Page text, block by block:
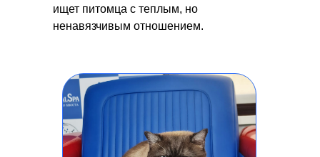
ищет питомца с теплым, но
ненавязчивым отношением.